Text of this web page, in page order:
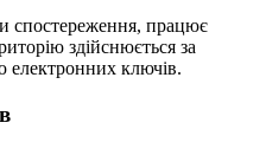
спостереження, працює
здійснюється за
електронних ключів.